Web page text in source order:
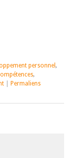
personnel ,
,
Permaliens